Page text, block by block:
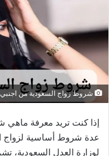
شروط زواج السعودية من اجنبي
إذا كنت تريد معرفة
عدة شروط أساسية لزواج
لوزارة العدل السعودية،